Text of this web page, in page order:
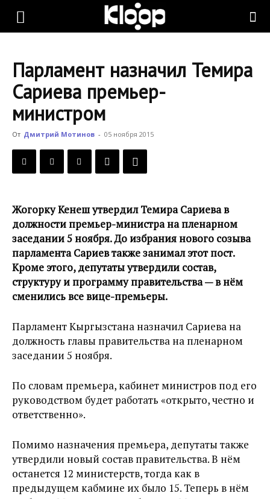
KLOOP.KG
Новости
Кыргызстана
Парламент назначил Темира
Сариева премьер-
министром
От Дмитрий Мотинов - 05 ноября 2015
Жогорку Кенеш утвердил Темира Сариева в
должности премьер-министра на пленарном
заседании 5 ноября. До избрания нового созыва
парламента Сариев также занимал этот пост.
Кроме этого, депутаты утвердили состав,
структуру и программу правительства — в нём
сменились все вице-премьеры.
Парламент Кыргызстана назначил Сариева на
должность главы правительства на пленарном
заседании 5 ноября.
По словам премьера, кабинет министров под его
руководством будет работать «открыто, честно и
ответственно».
Помимо назначения премьера, депутаты также
утвердили новый состав правительства. В нём
останется 12 министерств, тогда как в
предыдущем кабмине их было 15. Теперь в нём